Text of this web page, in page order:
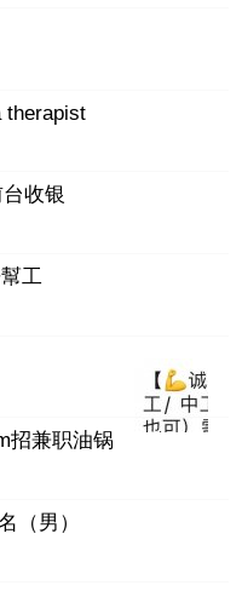
therapist
收银
工
招兼职油锅
（男）